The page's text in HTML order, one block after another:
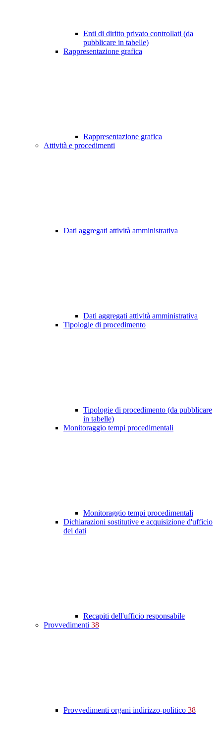
Enti di diritto privato controllati (da
pubblicare in tabelle)
Rappresentazione grafica
Rappresentazione grafica
Attività e procedimenti
Dati aggregati attività amministrativa
Dati aggregati attività amministrativa
Tipologie di procedimento
Tipologie di procedimento (da pubblicare
in tabelle)
Monitoraggio tempi procedimentali
Monitoraggio tempi procedimentali
Dichiarazioni sostitutive e acquisizione d'ufficio
dei dati
Recapiti dell'ufficio responsabile
Provvedimenti 38
Provvedimenti organi indirizzo-politico 38